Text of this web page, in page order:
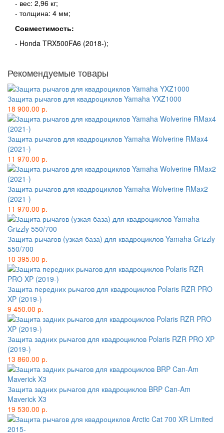
- вес: 2,96 кг;
- толщина: 4 мм;
Совместимость:
- Honda TRX500FA6 (2018-);
Рекомендуемые товары
Защита рычагов для квадроциклов Yamaha YXZ1000
18 900.00 р.
Защита рычагов для квадроциклов Yamaha Wolverine RMax4
(2021-)
11 970.00 р.
Защита рычагов для квадроциклов Yamaha Wolverine RMax2
(2021-)
11 970.00 р.
Защита рычагов (узкая база) для квадроциклов Yamaha Grizzly
550/700
10 395.00 р.
Защита передних рычагов для квадроциклов Polaris RZR PRO
XP (2019-)
9 450.00 р.
Защита задних рычагов для квадроциклов Polaris RZR PRO XP
(2019-)
13 860.00 р.
Защита задних рычагов для квадроциклов BRP Can-Am
Maverick X3
19 530.00 р.